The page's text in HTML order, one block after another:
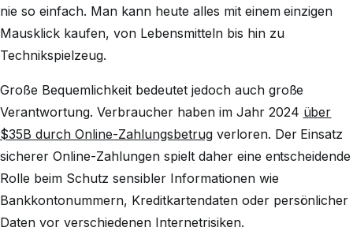
nie so einfach. Man kann heute alles mit einem einzigen
Mausklick kaufen, von Lebensmitteln bis hin zu
Technikspielzeug.
Große Bequemlichkeit bedeutet jedoch auch große
Verantwortung. Verbraucher haben im Jahr 2024 über
$35B durch Online-Zahlungsbetrugverloren. Der Einsatz
sicherer Online-Zahlungen spielt daher eine entscheidende
Rolle beim Schutz sensibler Informationen wie
Bankkontonummern, Kreditkartendaten oder persönlicher
Daten vor verschiedenen Internetrisiken.